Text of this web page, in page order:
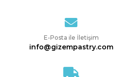
E-Posta ile İletişim
info@gizempastry.com